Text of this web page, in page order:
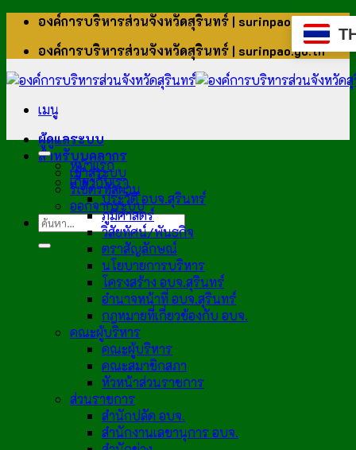
ข้าม
เนื้อหา
องค์การบริหารส่วนจังหวัดสุรินทร์ | surinpao.go.th
องค์การบริหารส่วนจังหวัดสุรินทร์ | surinpao.go.th
เมนู
ผู้ดูแลระบบ
สำหรับบุคลากร
เข้าสู่ระบบ
รีเซ็ตรหัสผ่าน
ออกจากระบบ
หน้าแรก
เกี่ยวกับเรา
ประวัติ อบจ.สุรินทร์
ภูมิศาสตร์
วิสัยทัศน์/พันธกิจ
ตราสัญลักษณ์
นโยบายการบริหาร
โครงสร้าง อบจ.สุรินทร์
อำนาจหน้าที่ อบจ.สุรินทร์
กฎหมายที่เกี่ยวข้องกับ อบจ.
คณะผู้บริหาร
คณะผู้บริหาร
คณะสมาชิกสภา
หัวหน้าส่วนราชการ
ส่วนราชการ
สำนักปลัด อบจ.
สำนักงานเลขานุการ อบจ.